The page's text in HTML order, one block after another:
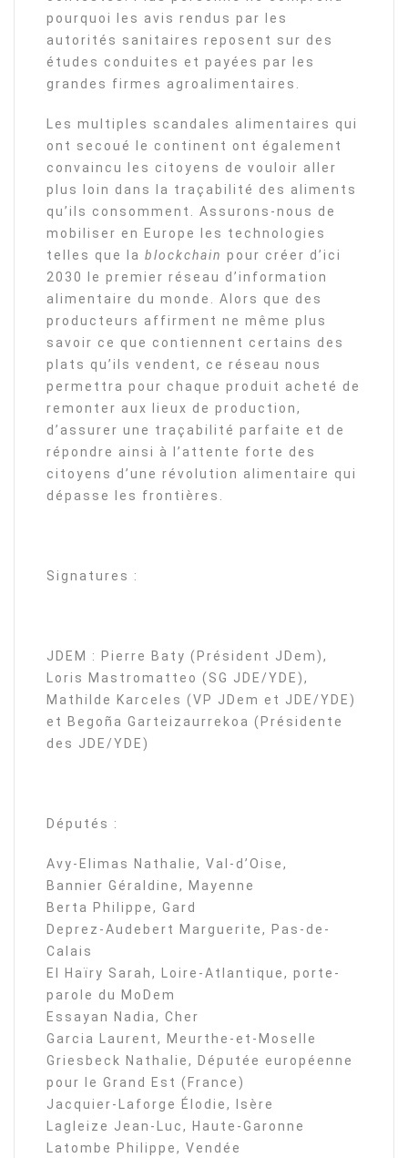
pourquoi les avis rendus par les
autorités sanitaires reposent sur des
études conduites et payées par les
grandes firmes agroalimentaires.
Les multiples scandales alimentaires qui
ont secoué le continent ont également
convaincu les citoyens de vouloir aller
plus loin dans la traçabilité des aliments
qu’ils consomment. Assurons-nous de
mobiliser en Europe les technologies
telles que la blockchain pour créer d’ici
2030 le premier réseau d’information
alimentaire du monde. Alors que des
producteurs affirment ne même plus
savoir ce que contiennent certains des
plats qu’ils vendent, ce réseau nous
permettra pour chaque produit acheté de
remonter aux lieux de production,
d’assurer une traçabilité parfaite et de
répondre ainsi à l’attente forte des
citoyens d’une révolution alimentaire qui
dépasse les frontières.
Signatures :
JDEM : Pierre Baty (Président JDem),
Loris Mastromatteo (SG JDE/YDE),
Mathilde Karceles (VP JDem et JDE/YDE)
et Begoña Garteizaurrekoa (Présidente
des JDE/YDE)
Députés :
Avy-Elimas Nathalie, Val-d’Oise,
Bannier Géraldine, Mayenne
Berta Philippe, Gard
Deprez-Audebert Marguerite, Pas-de-
Calais
El Haïry Sarah, Loire-Atlantique, porte-
parole du MoDem
Essayan Nadia, Cher
Garcia Laurent, Meurthe-et-Moselle
Griesbeck Nathalie, Députée européenne
pour le Grand Est (France)
Jacquier-Laforge Élodie, Isère
Lagleize Jean-Luc, Haute-Garonne
Latombe Philippe, Vendée